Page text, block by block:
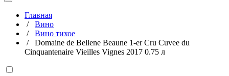
Главная
/ Вино
/ Вино тихое
/ Domaine de Bellene Beaune 1-er Cru Cuvee du
Cinquantenaire Vieilles Vignes 2017 0.75 л